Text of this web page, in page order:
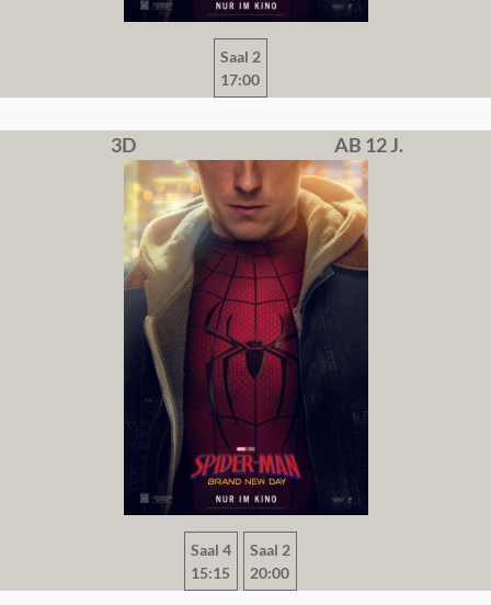
Saal 2
17:00
3D AB 12 J.
Saal 4
15:15
Saal 2
20:00